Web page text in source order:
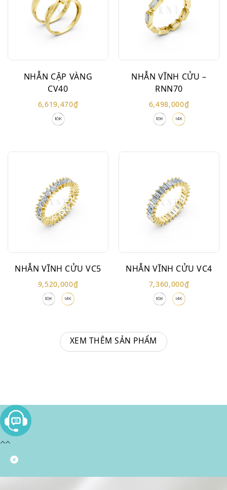
NHẪN CẶP VÀNG
CV40
6,619,470₫
NHẪN VĨNH CỬU –
RNN70
6,498,000₫
NHẪN VĨNH CỬU VC5
9,520,000₫
NHẪN VĨNH CỬU VC4
7,360,000₫
XEM THÊM SẢN PHẨM